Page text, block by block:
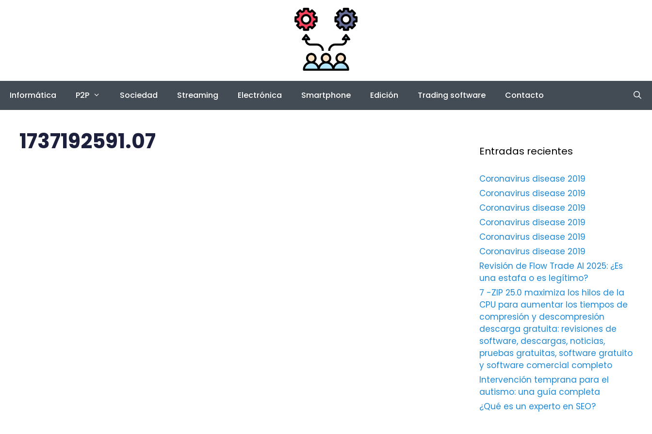
Informática P2P Sociedad Streaming Electrónica Smartphone Edición Trading software Contacto
1737192591.07 Entradas recientes
Coronavirus disease 2019
Coronavirus disease 2019
Coronavirus disease 2019
Coronavirus disease 2019
Coronavirus disease 2019
Coronavirus disease 2019
Revisión de Flow Trade AI 2025: ¿Es
una estafa o es legítimo?
7 -ZIP 25.0 maximiza los hilos de la
CPU para aumentar los tiempos de
compresión y descompresión
descarga gratuita: revisiones de
software, descargas, noticias,
pruebas gratuitas, software gratuito
y software comercial completo
Intervención temprana para el
autismo: una guía completa
¿Qué es un experto en SEO?